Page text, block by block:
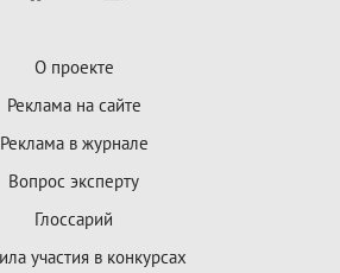
О проекте
Реклама на сайте
Реклама в журнале
Вопрос эксперту
Глоссарий
участия в конкурсах